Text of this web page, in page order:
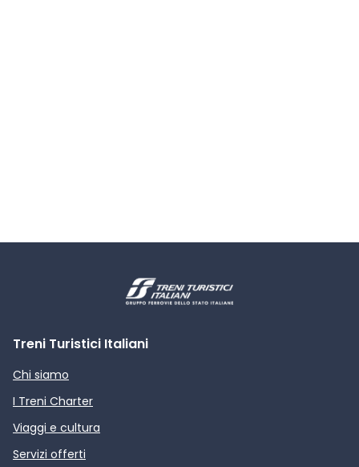
Treni Turistici Italiani
Chi siamo
I Treni Charter
Viaggi e cultura
Servizi offerti